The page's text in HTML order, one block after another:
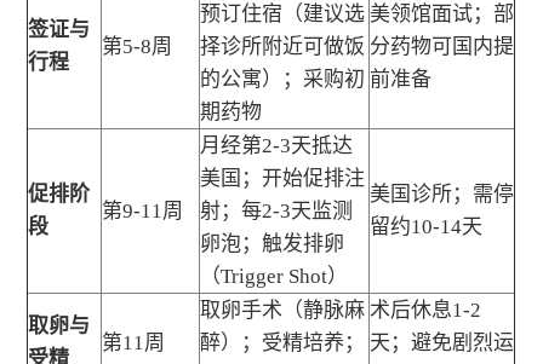
签证与
行程
第5-8周
预订住宿（建议选
择诊所附近可做饭
的公寓）；采购初
期药物
美领馆面试；部
分药物可国内提
前准备
促排阶
段
第9-11周
月经第2-3天抵达
美国；开始促排注
射；每2-3天监测
卵泡；触发排卵
（Trigger Shot）
美国诊所；需停
留约10-14天
取卵与
受精
第11周
取卵手术（静脉麻
醉）；受精培养；
术后休息1-2
天；避免剧烈运